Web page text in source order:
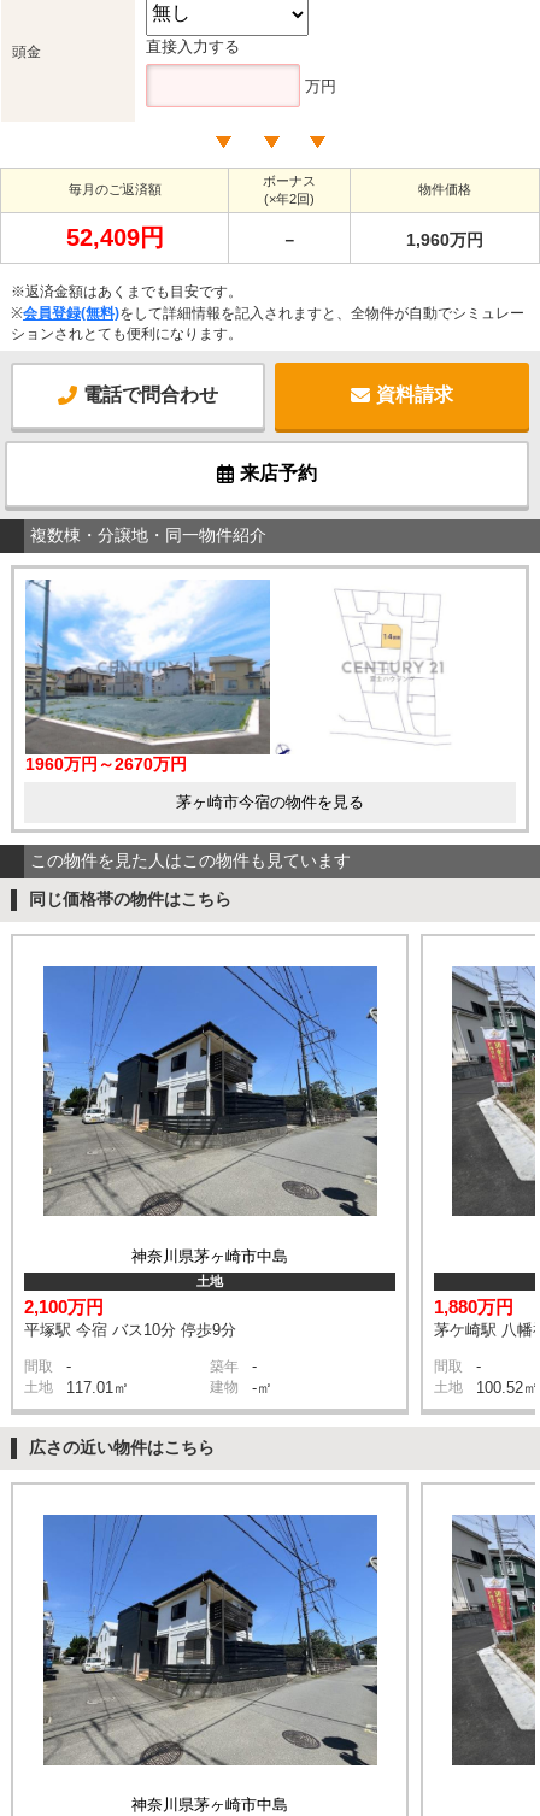
頭金 直接入力する
万円
毎月のご返済額
ボーナス
(×年2回)
物件価格
52,409円 － 1,960万円
※返済金額はあくまでも目安です。
※会員登録(無料)をして詳細情報を記入されますと、全物件が自動でシミュレー
ションされとても便利になります。
電話で問合わせ 資料請求
来店予約
複数棟・分譲地・同一物件紹介
1960万円～2670万円
茅ヶ崎市今宿の物件を見る
この物件を見た人はこの物件も見ています
同じ価格帯の物件はこちら
神奈川県茅ヶ崎市中島
土地
2,100万円
平塚駅 今宿 バス10分 停歩9分
間取 - 築年 -
土地 117.01㎡ 建物 -㎡
1,880万円
茅ケ崎駅 八幡
間取 -
土地 100.52㎡
広さの近い物件はこちら
神奈川県茅ヶ崎市中島